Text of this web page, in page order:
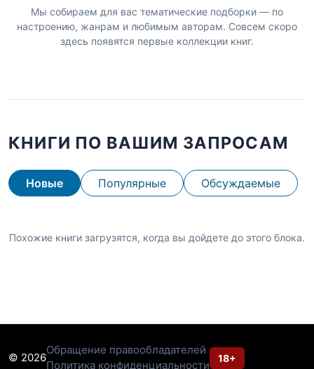
Мы собираем для вас тематические подборки — по
настроению, жанрам и любимым авторам. Совсем скоро
здесь появятся первые коллекции книг.
КНИГИ ПО ВАШИМ ЗАПРОСАМ
Новые Популярные Обсуждаемые
Похожие книги загрузятся, когда вы дойдете до этого блока.
© 2026
Обращение правообладателей
Политика конфиденциальности
18+